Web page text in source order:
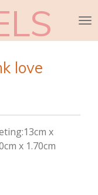
love
13cm x
x 1.70cm